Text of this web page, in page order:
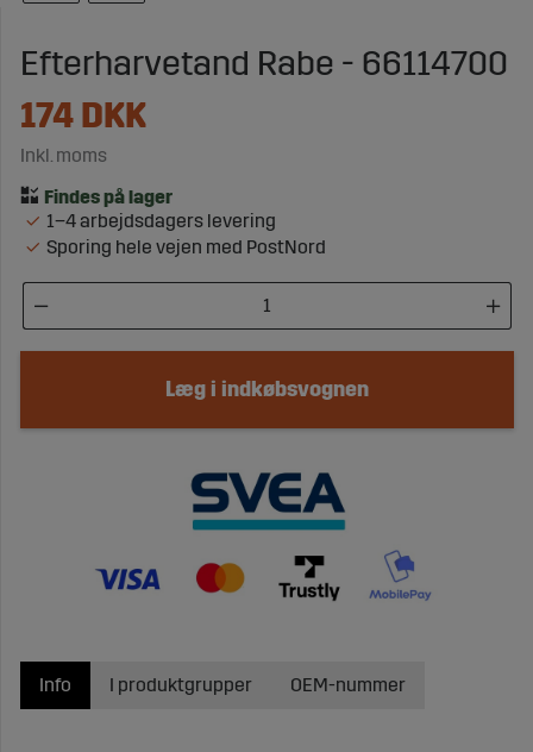
Efterharvetand Rabe - 66114700
174DKK
Inkl. moms
1–4 arbejdsdagers levering
Sporing hele vejen med PostNord
Læg i indkøbsvognen
Info I produktgrupper OEM-nummer